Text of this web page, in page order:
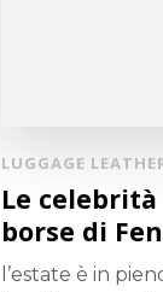
LUGGAGE
Le
borse di
l’estate è in